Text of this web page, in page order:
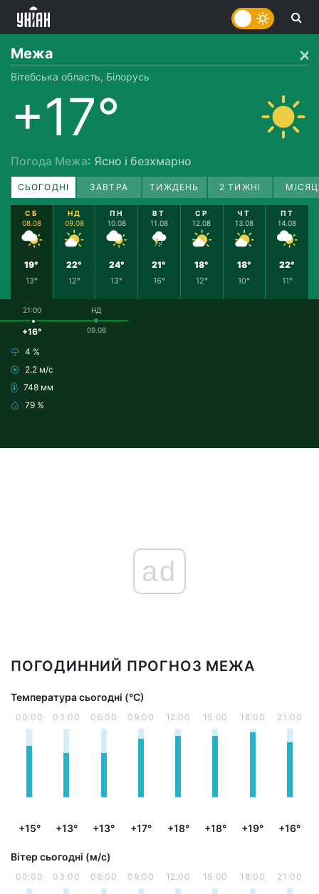
Межа
Вітебська область, Білорусь
+17°
Погода Межа: Ясно і безхмарно
СЬОГОДНІ ЗАВТРА ТИЖДЕНЬ 2 ТИЖНІ
СБ
08.08
19°
13°
НД
09.08
22°
12°
ПН
10.08
24°
13°
ВТ
11.08
21°
16°
СР
12.08
18°
12°
ЧТ
13.08
18°
10°
ПТ
14.08
22°
11°
21:00
+16°
4 %
2.2 м/с
748 мм
79 %
НД
09.08
ad
ПОГОДИННИЙ ПРОГНОЗ МЕЖА
Температура сьогодні (°С)
00:00
+15°
03:00
+13°
06:00
+13°
09:00
+17°
12:00
+18°
15:00
+18°
18:00
+19°
21:00
+16°
Вітер сьогодні (м/с)
00:00 03:00 06:00 09:00 12:00 15:00 18:00 21:00